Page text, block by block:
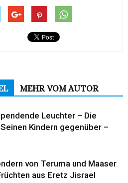
MEHR VOM AUTOR
Leuchter – Die
Kindern gegenüber –
von Teruma und Maaser
aus Eretz Jisrael